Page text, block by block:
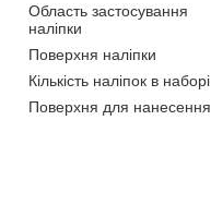
Область застосування
наліпки
Поверхня наліпки
Кількість наліпок в наборі
Поверхня для нанесення